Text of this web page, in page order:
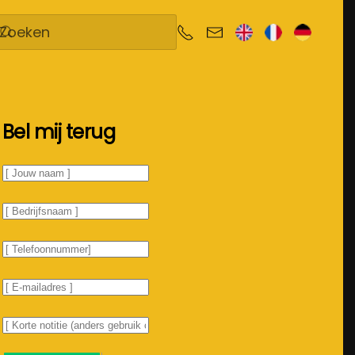
Bel mij terug